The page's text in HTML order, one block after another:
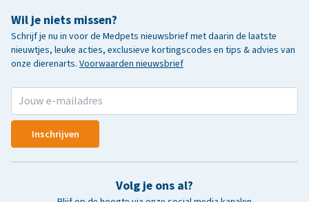
Wil je niets missen?
Schrijf je nu in voor de Medpets nieuwsbrief met daarin de laatste
nieuwtjes, leuke acties, exclusieve kortingscodes en tips & advies van
onze dierenarts. Voorwaarden nieuwsbrief
Inschrijven
Volg je ons al?